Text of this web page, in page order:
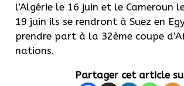
l’Algérie le 16 juin et le Cameroun
19 juin ils se rendront à Suez en
prendre part à la 32ème coupe
nations.
Partager cet article